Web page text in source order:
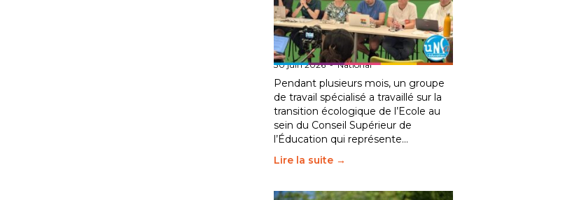
Transition écologique de
l’éducation : l’UNSA Éducation
fait bouger les lignes
30 juin 2026-National
Pendant plusieurs mois, un groupe
de travail spécialisé a travaillé sur la
transition écologique de l’Ecole au
sein du Conseil Supérieur de
l’Éducation qui représente…
Lire la suite →